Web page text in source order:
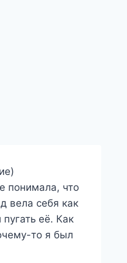
понимала, что
вела себя как
её. Как
то я был